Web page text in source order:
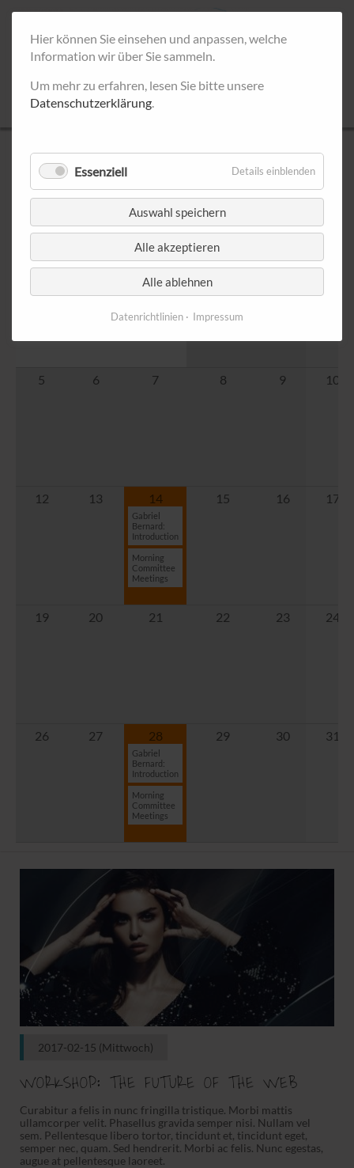
UNSERE INFOSTÄNDE
Mai 2025
Montag Dienstag Mittwoch Donnerstag Freitag
1
2
5 6 7 8 9 10
12 13 14
Gabriel
Bernard:
Introduction
Morning
Committee
Meetings
15 16 17
19 20 21 22 23 24
26 27 28
Gabriel
Bernard:
Introduction
Morning
Committee
Meetings
29 30 31
2017-02-15 (Mittwoch)
WORKSHOP: THE FUTURE OF THE WEB
Curabitur a felis in nunc fringilla tristique. Morbi mattis
ullamcorper velit. Phasellus gravida semper nisi. Nullam vel
sem. Pellentesque libero tortor, tincidunt et, tincidunt eget,
semper nec, quam. Sed hendrerit. Morbi ac felis. Nunc egestas,
augue at pellentesque laoreet.
Hier können Sie einsehen und anpassen, welche
Information wir über Sie sammeln.
Um mehr zu erfahren, lesen Sie bitte unsere
Datenschutzerklärung.
Essenziell Details einblenden
Auswahl speichern
Alle akzeptieren
Alle ablehnen
Datenrichtlinien Impressum